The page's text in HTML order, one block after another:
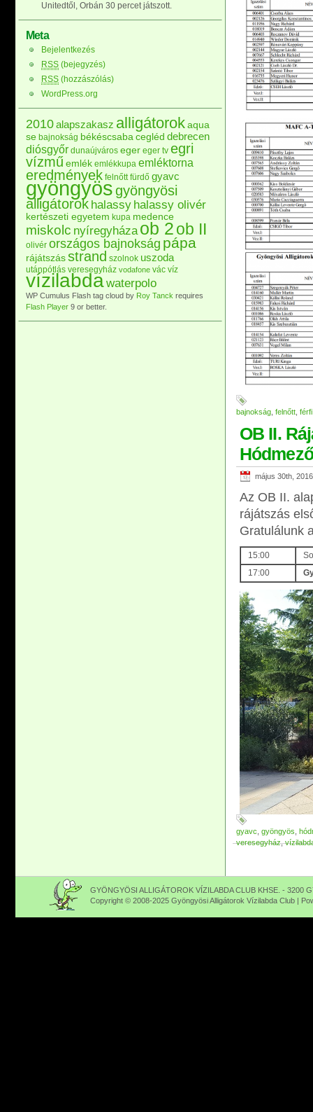
bajnokság felnőtt férfi
OB II.
május 30th, 2016
Az OB II.
rájátszás
Gratulálunk
15:00
17:00
gyavc gyöngyös
veresegyház,
Unitedtől, Orbán 30 percet játszott.
Meta
Bejelentkezés
RSS (bejegyzés)
RSS (hozzászólás)
WordPress.org
2010alapszakasz alligátorokaqua
se bajnokság békéscsaba cegléd debrecen
diósgyőr dunaújváros eger eger tv egri
vízműemlék emlékkupa emléktorna
eredmények felnőtt fürdő gyavc
gyöngyösgyöngyösi
alligátorok halassy halassy olivér
kertészeti egyetem kupa medence
miskolc nyíregyháza ob 2ob II
olivér országos bajnokság pápa
rájátszás strand szolnok uszoda
utánpótlás veresegyház vodafone vác víz
vízilabdawaterpolo
WP Cumulus Flash tag cloud by Roy Tanck requires
Flash Player 9 or better.
GYÖNGYÖSI ALLIGÁTOROK VÍZILABDA CLUB KHSE. - 3200
Copyright © 2008-2025 Gyöngyösi Alligátorok Vízilabda Club |